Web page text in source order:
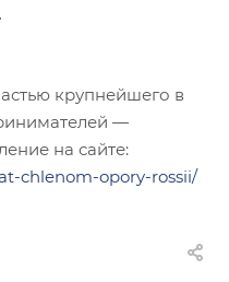
крупнейшего в
—
на сайте:
chlenom-opory-rossii/